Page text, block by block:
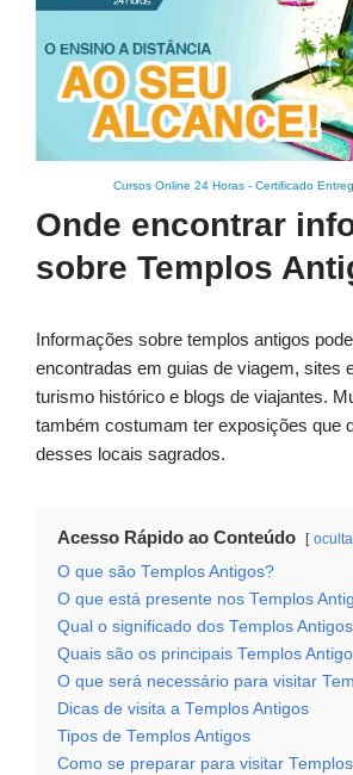
Cursos Online 24 Horas - Certificado
Onde encontrar
sobre Templos
Informações sobre templos antigos
encontradas em guias de viagem, sites
turismo histórico e blogs de viajantes.
também costumam ter exposições que
desses locais sagrados.
Acesso Rápido ao Conteúdo
O que são Templos Antigos?
O que está presente nos Templos
Qual o significado dos Templos
Quais são os principais Templos
O que será necessário para visitar
Dicas de visita a Templos Antigos
Tipos de Templos Antigos
Como se preparar para visitar